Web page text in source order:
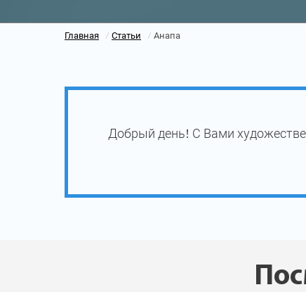
Главная / Статьи / Анапа
Добрый день! С Вами